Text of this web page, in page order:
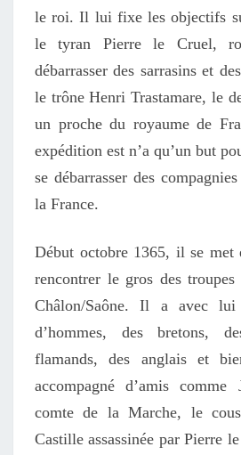
le roi. Il lui fixe les objectifs
le tyran Pierre le Cruel,
débarrasser des sarrasins et
le trône Henri Trastamare, le
un proche du royaume de
expédition est n’a qu’un but
se débarrasser des
la France.
Début octobre 1365, il se
rencontrer le gros des troupes
Châlon/Saône. Il a avec lui
d’hommes, des bretons,
flamands, des anglais et
accompagné d’amis comme
comte de la Marche, le
Castille assassinée par Pierre